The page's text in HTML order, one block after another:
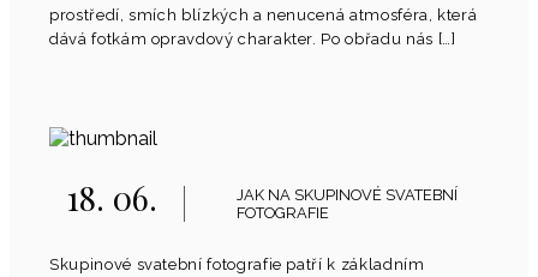
prostředí, smích blízkých a nenucená atmosféra, která
dává fotkám opravdový charakter. Po obřadu nás […]
18. 06.
JAK NA SKUPINOVÉ SVATEBNÍ
FOTOGRAFIE
Skupinové svatební fotografie patří k základním